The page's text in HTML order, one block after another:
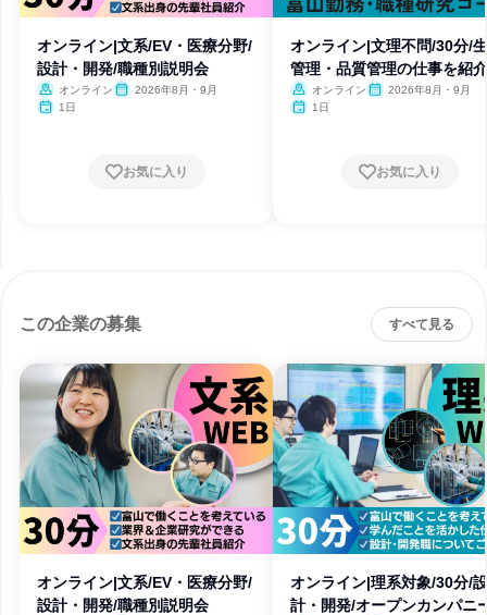
オンライン|文系/EV・医療分野/
設計・開発/職種別説明会
オンライン
2026年8月・9月
1日
お気に入り
オンライン|文理不問/30分/
管理・品質管理の仕事を紹介
オンライン
2026年8月・9月
1日
お気に入り
この企業の募集 すべて見る
オンライン|文系/EV・医療分野/
設計・開発/職種別説明会
オンライン|理系対象/30分/設
計・開発/オープンカンパニ